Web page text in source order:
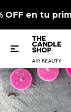
en tu
